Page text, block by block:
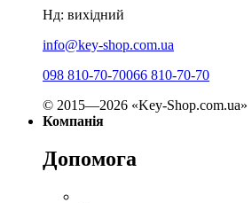
Нд: вихідний
info@key-shop.com.ua
098 810-70-70066 810-70-70
© 2015—2026 «Key-Shop.com.ua»
Компанія
Допомога